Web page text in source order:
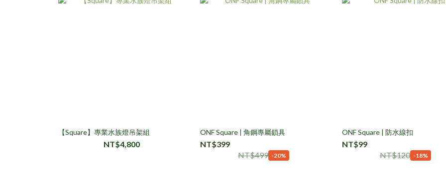
【Square】專業水族燈吊架組
NT$4,800
ONF Square | 角鋼專屬鎖具
NT$399
NT$499 -20%
ONF Square | 防水線扣
NT$99
NT$120 -18%